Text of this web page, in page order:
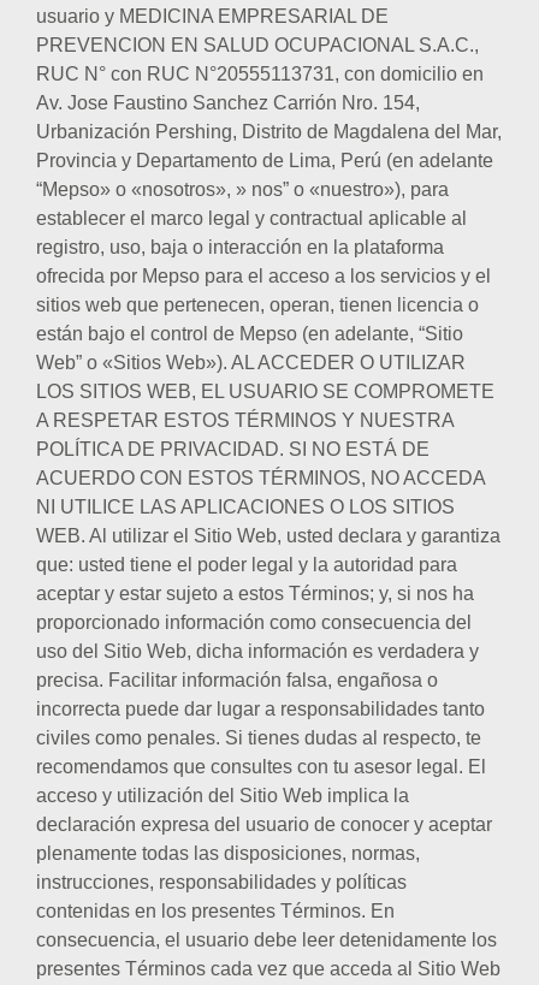
usuario y MEDICINA EMPRESARIAL DE
PREVENCION EN SALUD OCUPACIONAL S.A.C.,
RUC N° con RUC N°20555113731, con domicilio en
Av. Jose Faustino Sanchez Carrión Nro. 154,
Urbanización Pershing, Distrito de Magdalena del Mar,
Provincia y Departamento de Lima, Perú (en adelante
“Mepso» o «nosotros», » nos” o «nuestro»), para
establecer el marco legal y contractual aplicable al
registro, uso, baja o interacción en la plataforma
ofrecida por Mepso para el acceso a los servicios y el
sitios web que pertenecen, operan, tienen licencia o
están bajo el control de Mepso (en adelante, “Sitio
Web” o «Sitios Web»). AL ACCEDER O UTILIZAR
LOS SITIOS WEB, EL USUARIO SE COMPROMETE
A RESPETAR ESTOS TÉRMINOS Y NUESTRA
POLÍTICA DE PRIVACIDAD. SI NO ESTÁ DE
ACUERDO CON ESTOS TÉRMINOS, NO ACCEDA
NI UTILICE LAS APLICACIONES O LOS SITIOS
WEB. Al utilizar el Sitio Web, usted declara y garantiza
que: usted tiene el poder legal y la autoridad para
aceptar y estar sujeto a estos Términos; y, si nos ha
proporcionado información como consecuencia del
uso del Sitio Web, dicha información es verdadera y
precisa. Facilitar información falsa, engañosa o
incorrecta puede dar lugar a responsabilidades tanto
civiles como penales. Si tienes dudas al respecto, te
recomendamos que consultes con tu asesor legal. El
acceso y utilización del Sitio Web implica la
declaración expresa del usuario de conocer y aceptar
plenamente todas las disposiciones, normas,
instrucciones, responsabilidades y políticas
contenidas en los presentes Términos. En
consecuencia, el usuario debe leer detenidamente los
presentes Términos cada vez que acceda al Sitio Web